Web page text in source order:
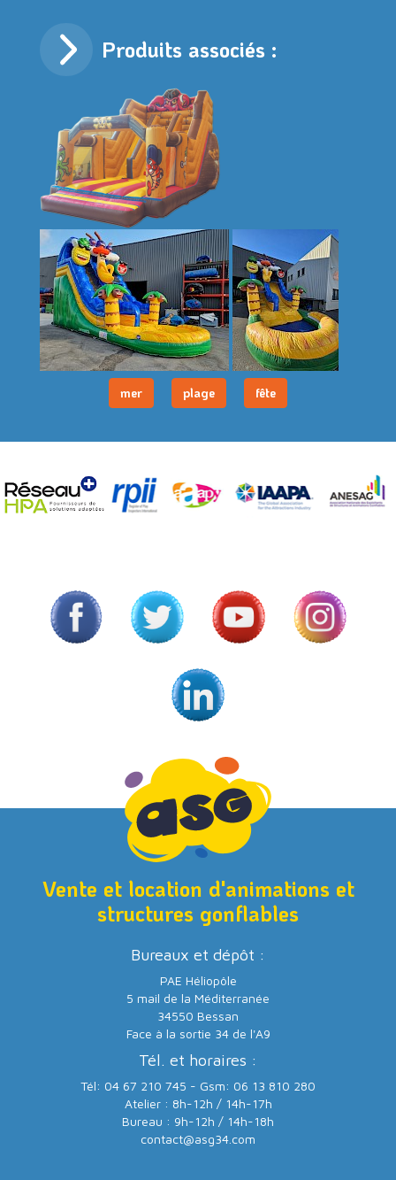
Produits associés :
mer plage fête
Vente et location d'animations et
structures gonflables
Bureaux et dépôt :
PAE Héliopôle
5 mail de la Méditerranée
34550 Bessan
Face à la sortie 34 de l'A9
Tél. et horaires :
Tél: 04 67 210 745 - Gsm: 06 13 810 280
Atelier : 8h-12h / 14h-17h
Bureau : 9h-12h / 14h-18h
contact@asg34.com